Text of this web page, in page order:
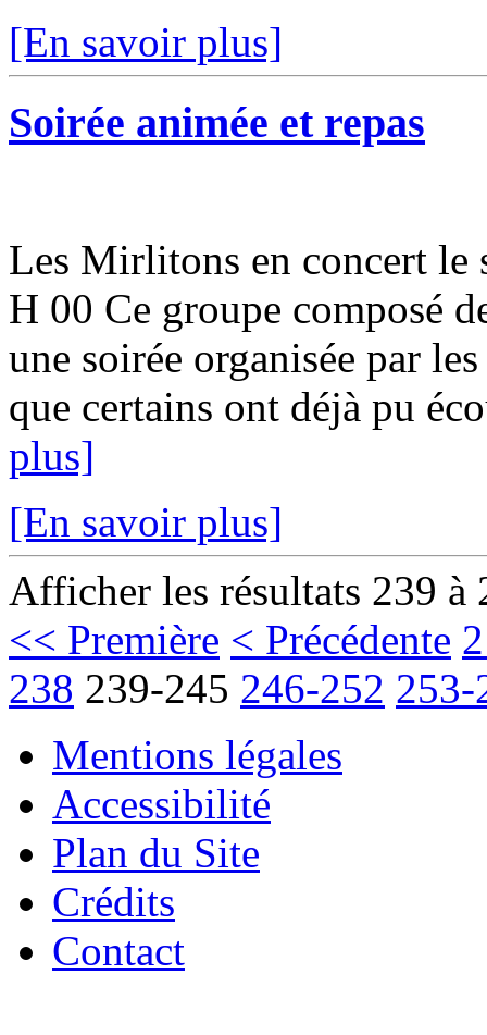
[En savoir plus]
Soirée animée et repas
Les Mirlitons en concert le
H 00 Ce groupe composé
une soirée organisée par
que certains ont déjà pu
plus]
[En savoir plus]
Afficher les résultats 239 à
<< Première < Précédente
238 239-245 246-252 253-
Mentions légales
Accessibilité
Plan du Site
Crédits
Contact